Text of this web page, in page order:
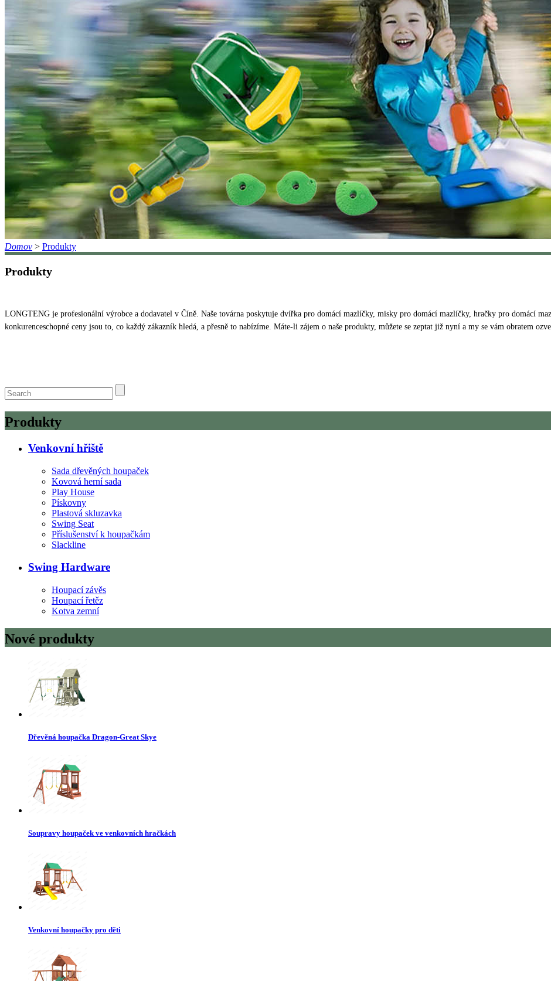
Domov > Produkty
Produkty
LONGTENG je profesionální výrobce a dodavatel v Číně. Naše továrna poskytuje dvířka pro domácí mazlíčky, misky pro domácí mazlíčky, hračky pro domácí
konkurenceschopné ceny jsou to, co každý zákazník hledá, a přesně to nabízíme. Máte-li zájem o naše produkty, můžete se zeptat již nyní a my se vám obratem
Produkty
Venkovní hřiště
Sada dřevěných houpaček
Kovová herní sada
Play House
Pískovny
Plastová skluzavka
Swing Seat
Příslušenství k houpačkám
Slackline
Swing Hardware
Houpací závěs
Houpací řetěz
Kotva zemní
Nové produkty
Dřevěná houpačka Dragon-Great Skye
Soupravy houpaček ve venkovních hračkách
Venkovní houpačky pro děti